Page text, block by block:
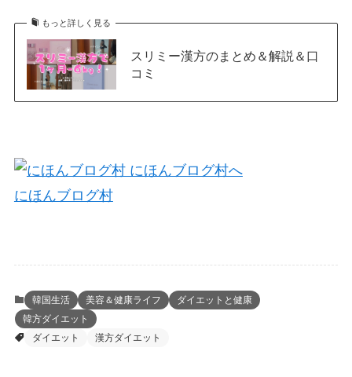
もっと詳しく見る
スリミー漢方のまとめ＆解説＆口
コミ
にほんブログ村
韓国生活 美容＆健康ライフ
ダイエットと健康
韓方ダイエット
ダイエット
漢方ダイエット